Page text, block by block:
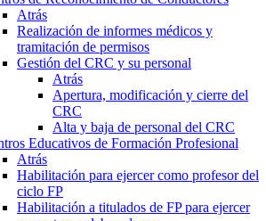
Atrás
Realización de informes médicos y
tramitación de permisos
Gestión del CRC y su personal
Atrás
Apertura, modificación y cierre del
CRC
Alta y baja de personal del CRC
Educativos de Formación Profesional
Atrás
Habilitación para ejercer como profesor del
ciclo FP
Habilitación a titulados de FP para ejercer